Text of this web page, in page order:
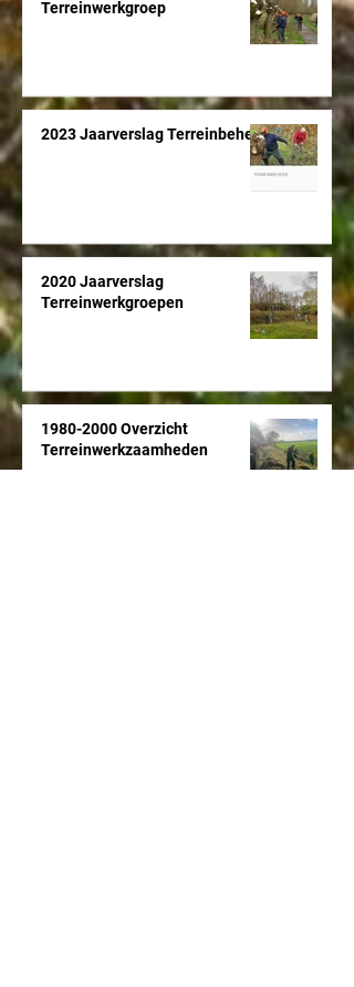
Terreinwerkgroep
2023 Jaarverslag Terreinbeheer
2020 Jaarverslag
Terreinwerkgroepen
1980-2000 Overzicht
Terreinwerkzaamheden